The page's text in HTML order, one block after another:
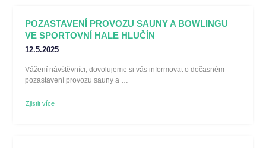
POZASTAVENÍ PROVOZU SAUNY A BOWLINGU
VE SPORTOVNÍ HALE HLUČÍN
12.5.2025
Vážení návštěvníci, dovolujeme si vás informovat o dočasném
pozastavení provozu sauny a …
Zjistit více